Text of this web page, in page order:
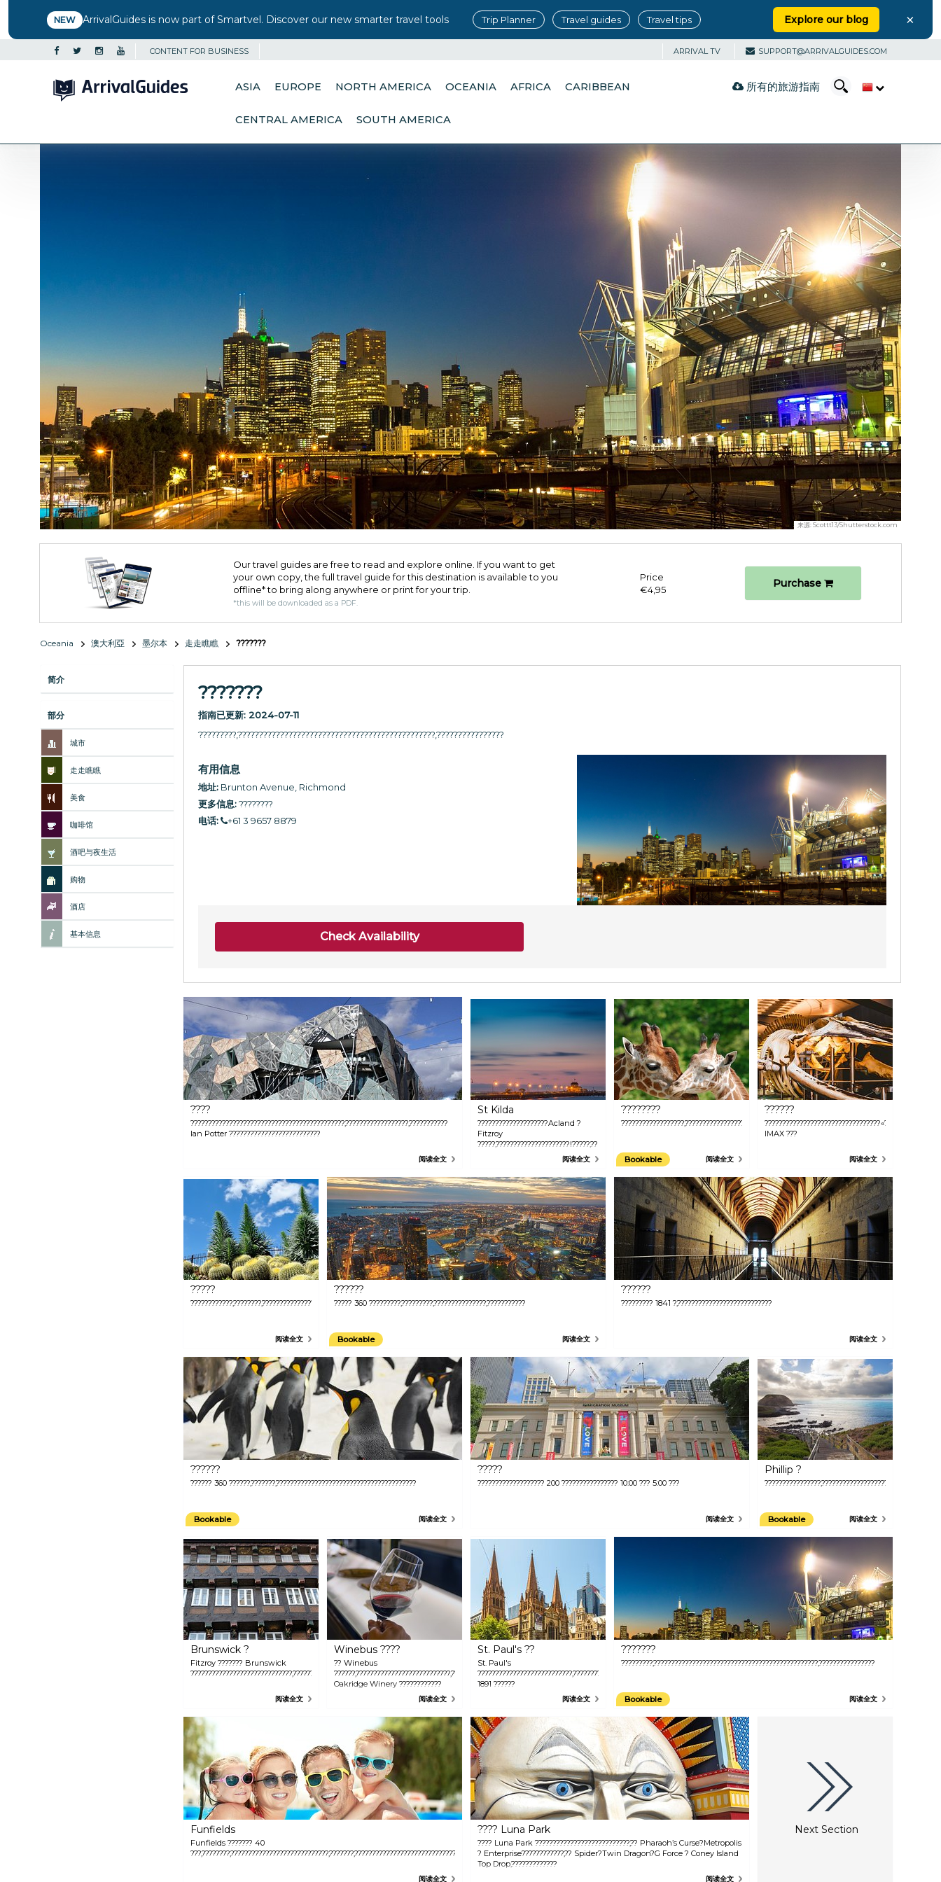
NEW ArrivalGuides is now part of Smartvel. Discover our new smarter travel tools Trip Planner Travel guides Travel tips Explore our blog ×
CONTENT FOR BUSINESS ARRIVAL TV SUPPORT@ARRIVALGUIDES.COM
ASIA EUROPE NORTH AMERICA OCEANIA AFRICA CARIBBEAN
CENTRAL AMERICA SOUTH AMERICA
所有的旅游指南
来源:Scottt13/Shutterstock.com
Our travel guides are free to read and explore online. If you want to get
your own copy, the full travel guide for this destination is available to you
offline* to bring along anywhere or print for your trip.​
*this will be downloaded as a PDF.
Price
€4,95
Purchase
Oceania 澳大利亞 墨尔本 走走瞧瞧 ???????
简介
部分
城市
走走瞧瞧
美食
咖啡馆
酒吧与夜生活
购物
酒店
基本信息
???????
指南已更新: 2024-07-11
?????????,???????????????????????????????????????????????,????????????????
有用信息
地址: Brunton Avenue, Richmond
更多信息:????????
电话:
+61 3 9657 8879
Check Availability
????
????????????????????????????????????????????,??????????????????,???????????
Ian Potter ??????????????????????????
阅读全文
St Kilda
????????????????????Acland ?
Fitzroy
?????,?????????????????????!?????,??
阅读全文
????????
??????????????????,???????????????????????????????????????,?????????
Bookable 阅读全文
??????
IMAX ???
阅读全文
?????
????????????,????????,??????????????????????,???????????????
阅读全文
??????
????? 360 ?????????,?????????,???????????????,???????????
Bookable 阅读全文
??????
????????? 1841 ?,???????????????????????????
阅读全文
??????
?????? 360 ??????,???????,????????????????????????????????????????
Bookable 阅读全文
?????
??????????????????? 200 ???????????????? 10:00 ??? 5:00 ???
阅读全文
Phillip ?
Bookable 阅读全文
Brunswick ?
Fitzroy ??????? Brunswick
?????????????????????????????,????????????????
阅读全文
Winebus ????
?? Winebus
??????,???????????????????????????,???????????
Oakridge Winery ????????????
阅读全文
St. Paul's ??
St. Paul's
???????????????????????????,???????????????????????????,??
1891 ??????
阅读全文
???????
?????????,???????????????????????????????????????????????,????????????????
Bookable 阅读全文
Funfields
Funfields ??????? 40
???,????????,????????????????????????????,???????,????????????????????????????????
阅读全文
???? Luna Park
???? Luna Park ???????????????????????????,?? Pharaoh’s Curse?Metropolis
? Enterprise????????????,?? Spider?Twin Dragon?G Force ? Coney Island
Top Drop,?????????????
阅读全文
Next Section